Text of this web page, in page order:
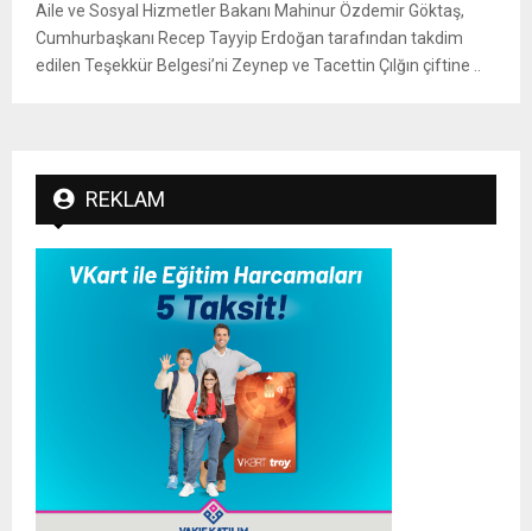
Aile ve Sosyal Hizmetler Bakanı Mahinur Özdemir Göktaş,
Cumhurbaşkanı Recep Tayyip Erdoğan tarafından takdim
edilen Teşekkür Belgesi’ni Zeynep ve Tacettin Çılğın çiftine ..
REKLAM